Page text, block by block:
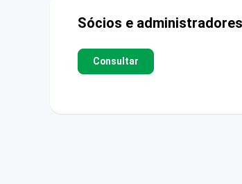
Sócios e
Consultar